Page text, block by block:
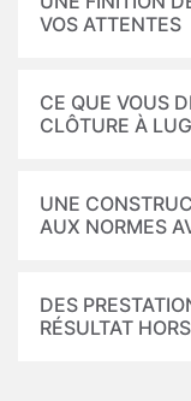
VOS ATTENTES
CE QUE VOUS
CLÔTURE À
UNE
AUX NORMES
DES
RÉSULTAT